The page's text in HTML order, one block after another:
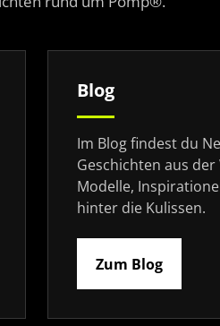
Blog
Im Blog findest du
Geschichten aus
Modelle,
hinter die Kulissen.
Zum Blog